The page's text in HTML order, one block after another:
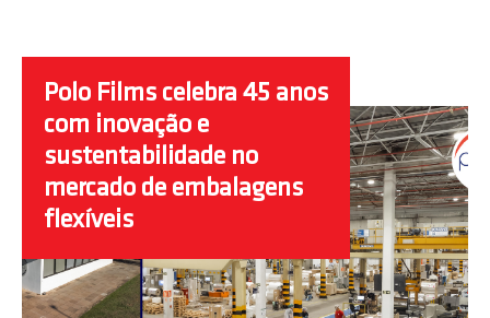
Polo Films celebra 45 anos
com inovação e
sustentabilidade no
mercado de embalagens
flexíveis